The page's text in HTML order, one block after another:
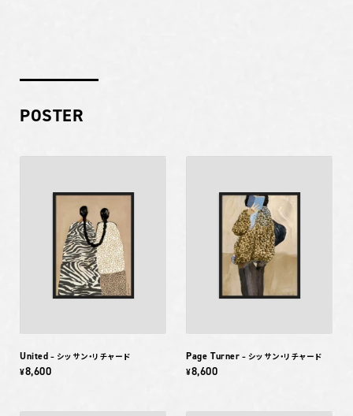
POSTER
United – シッサン・リチャード
¥8,600
Page Turner – シッサン・リチャード
¥8,600